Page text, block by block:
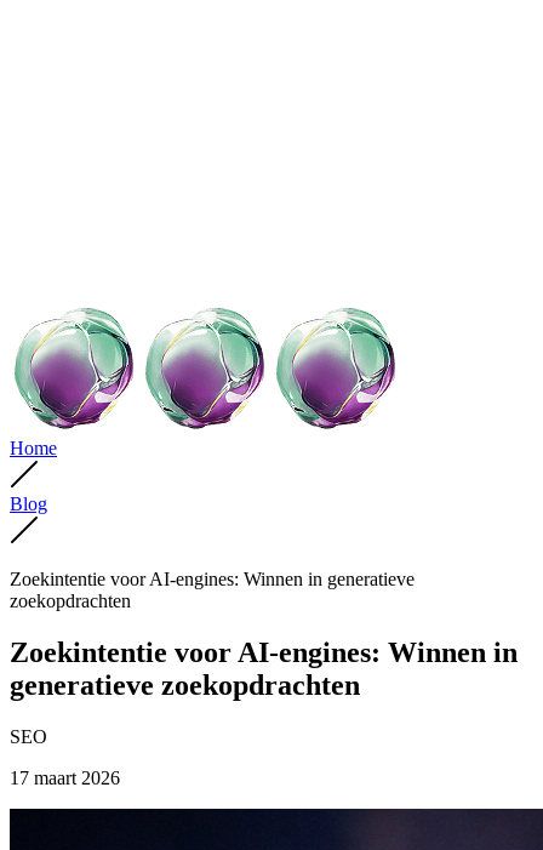
Home
Blog
Zoekintentie voor AI-engines: Winnen in generatieve
zoekopdrachten
Zoekintentie voor AI-engines: Winnen in
generatieve zoekopdrachten
SEO
17 maart 2026